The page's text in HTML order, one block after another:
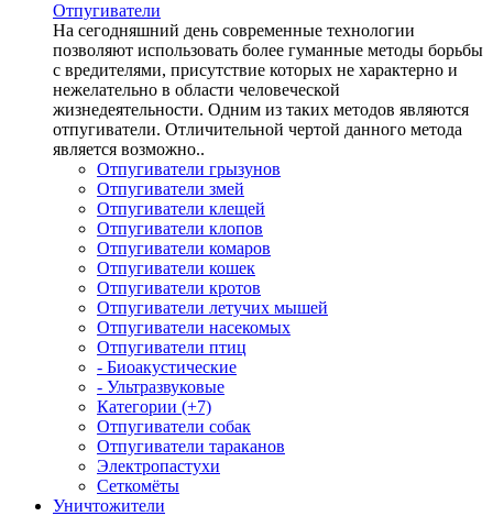
Отпугиватели
На сегодняшний день современные технологии
позволяют использовать более гуманные методы борьбы
с вредителями, присутствие которых не характерно и
нежелательно в области человеческой
жизнедеятельности. Одним из таких методов являются
отпугиватели. Отличительной чертой данного метода
является возможно..
Отпугиватели грызунов
Отпугиватели змей
Отпугиватели клещей
Отпугиватели клопов
Отпугиватели комаров
Отпугиватели кошек
Отпугиватели кротов
Отпугиватели летучих мышей
Отпугиватели насекомых
Отпугиватели птиц
- Биоакустические
- Ультразвуковые
Категории (+7)
Отпугиватели собак
Отпугиватели тараканов
Электропастухи
Сеткомёты
Уничтожители